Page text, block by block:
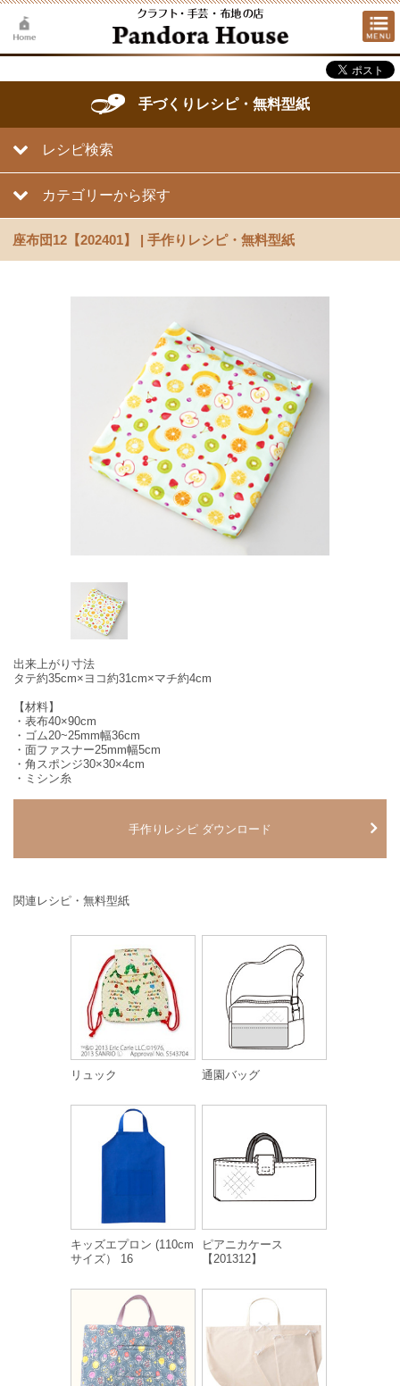
手づくりレシピ・無料型紙
レシピ検索
カテゴリーから探す
座布団12【202401】 | 手作りレシピ・無料型紙
出来上がり寸法
タテ約35cm×ヨコ約31cm×マチ約4cm
【材料】
・表布40×90cm
・ゴム20~25mm幅36cm
・面ファスナー25mm幅5cm
・角スポンジ30×30×4cm
・ミシン糸
手作りレシピ ダウンロード
関連レシピ・無料型紙
リュック 通園バッグ
キッズエプロン (110cm
サイズ） 16
ピアニカケース
【201312】